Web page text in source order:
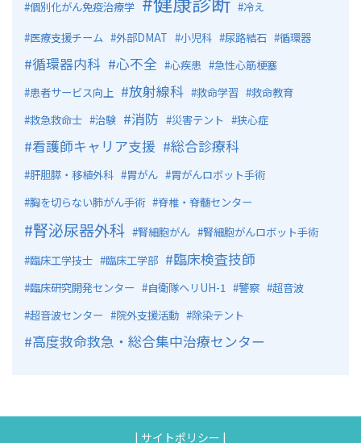
個別化がん免疫治療学
冷え
医療支援チーム
外部DMAT 小児科 尿路結石 循環器
循環器内科 心不全 心疾患
急性心筋梗塞
患者サービス向上
放射線科 救命学習
救命教育
救急救命士
治験 消防 災害テント 狭心症
看護師キャリア支援 総合診療科
肝胆膵・移植外科 胃がん
胃がんロボット手術
胸を切らない肺がん手術
脊椎・脊髄センター
腎泌尿器外科 腎細胞がん
腎細胞がんロボット手術
臨床工学技士
臨床工学部 臨床検査技師
臨床研究開発センター 自衛隊ヘリUH-1 警察
超音波
超音波センター
院外支援活動 除染テント
高度救命救急・総合集中治療センター
| サイトポリシー |